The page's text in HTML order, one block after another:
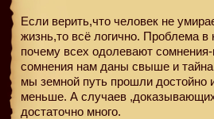
Если верить,что человек не
жизнь,то всё логично. Проблема
почему всех одолевают
сомнения нам даны свыше и
мы земной путь прошли достойно
меньше. А случаев
достаточно много.